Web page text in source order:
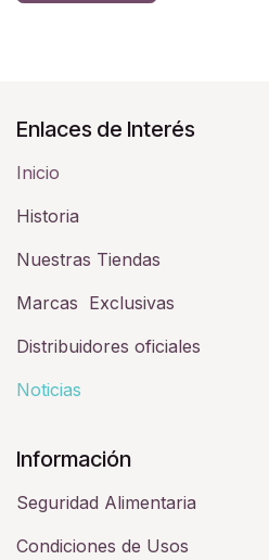
Enlaces de Interés
Inicio
Historia​
Nuestras Tiendas
Marcas Exclusivas
Distribuidores oficiales
Noticias
Información
Seguridad Alimentaria
Condiciones de Usos